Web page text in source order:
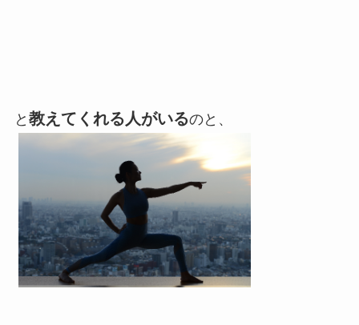
と 教えてくれる人がいるのと、